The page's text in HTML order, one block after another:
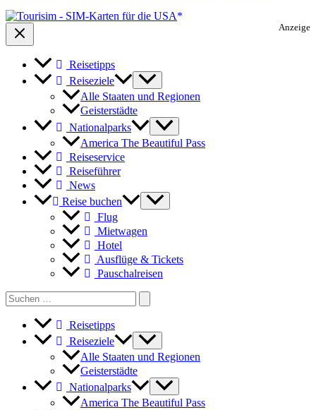
Anzeige
Reisetipps
Reiseziele
Alle Staaten und Regionen
Geisterstädte
Nationalparks
America The Beautiful Pass
Reiseservice
Reiseführer
News
Reise buchen
Flug
Mietwagen
Hotel
Ausflüge & Tickets
Pauschalreisen
Search
for:
Reisetipps
Reiseziele
Alle Staaten und Regionen
Geisterstädte
Nationalparks
America The Beautiful Pass